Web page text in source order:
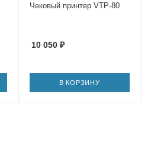
Чековый принтер VTP-80
10 050₽
В КОРЗИНУ